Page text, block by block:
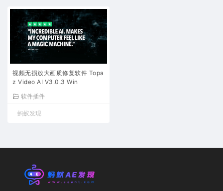
视频无损放大画质修复软件 Topa
z Video AI V3.0.3 Win
软件插件
蚂蚁发现